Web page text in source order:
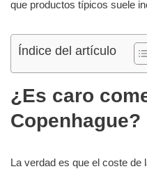
que productos típicos suele
Índice del artículo
¿Es caro
Copenhague?
La verdad es que el coste de